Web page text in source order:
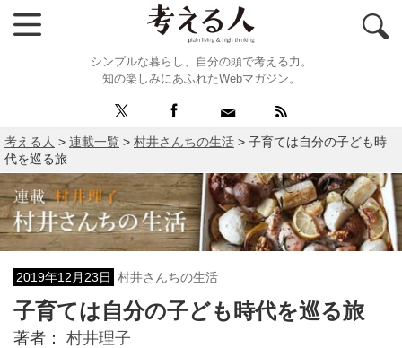
シンプルな暮らし、自分の頭で考える力。
知の楽しみにあふれたWebマガジン。
考える人 > 連載一覧 > 村井さんちの生活 > 子育ては自分の子ども時
代を巡る旅
2019年12月23日 村井さんちの生活
子育ては自分の子ども時代を巡る旅
著者： 村井理子